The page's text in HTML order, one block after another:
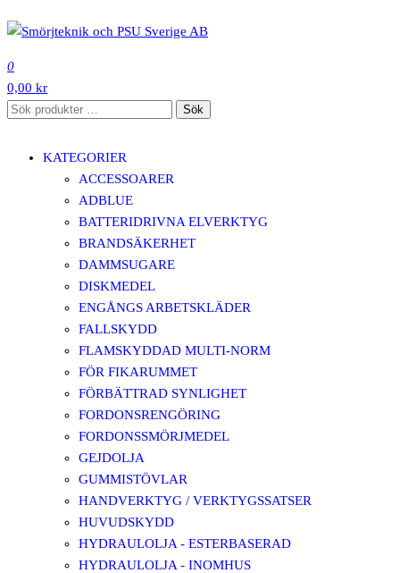
till
innehåll
0
0,00 kr
Sök
Sök
KATEGORIER
ACCESSOARER
ADBLUE
BATTERIDRIVNA ELVERKTYG
BRANDSÄKERHET
DAMMSUGARE
DISKMEDEL
ENGÅNGS ARBETSKLÄDER
FALLSKYDD
FLAMSKYDDAD MULTI-NORM
FÖR FIKARUMMET
FÖRBÄTTRAD SYNLIGHET
FORDONSRENGÖRING
FORDONSSMÖRJMEDEL
GEJDOLJA
GUMMISTÖVLAR
HANDVERKTYG / VERKTYGSSATSER
HUVUDSKYDD
HYDRAULOLJA - ESTERBASERAD
HYDRAULOLJA - INOMHUS